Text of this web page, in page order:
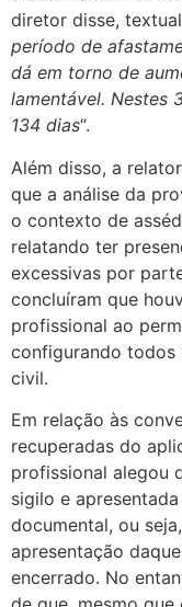
diretor disse,
período de
dá em torno de
lamentável. Nestes
134 dias“.
Além disso, a
que a análise da
o contexto de
relatando ter
excessivas por
concluíram que
profissional ao
configurando todos
civil.
Em relação às
recuperadas do
profissional alegou
sigilo e
documental, ou
apresentação
encerrado. No